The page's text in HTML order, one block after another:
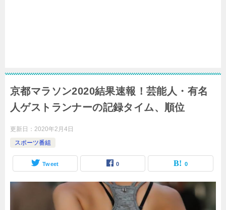
京都マラソン2020結果速報！芸能人・有名
人ゲストランナーの記録タイム、順位
更新日： 2020年2月4日
スポーツ番組
Tweet 0 0